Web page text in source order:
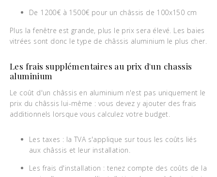
De 1200€ à 1500€ pour un châssis de 100x150 cm
Plus la fenêtre est grande, plus le prix sera élevé. Les baies
vitrées sont donc le type de châssis aluminium le plus cher.
Les frais supplémentaires au prix d'un chassis
aluminium
Le coût d'un châssis en aluminium n'est pas uniquement le
prix du châssis lui-même : vous devez y ajouter des frais
additionnels lorsque vous calculez votre budget.
Les taxes : la TVA s'applique sur tous les coûts liés
aux châssis et leur installation.
Les frais d'installation : tenez compte des coûts de la